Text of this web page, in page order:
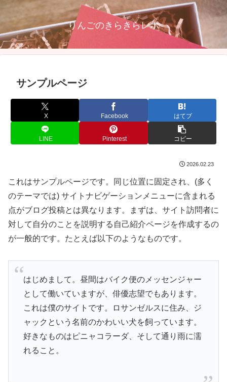
りんごのきらきらレポ
サンプルページ
X Facebook はてブ
LINE Pinterest コピー
2026.02.23
これはサンプルページです。同じ位置に固定され、(多く
のテーマでは) サイトナビゲーションメニューに含まれる
点がブログ投稿とは異なります。まずは、サイト訪問者に
対して自分のことを説明する自己紹介ページを作成するの
が一般的です。たとえば以下のようなものです。
はじめまして。昼間はバイク便のメッセンジャー
として働いていますが、俳優志望でもあります。
これは僕のサイトです。ロサンゼルスに住み、ジ
ャックという名前のかわいい犬を飼っています。
好きなものはピニャコラーダ、そして通り雨に濡
れること。